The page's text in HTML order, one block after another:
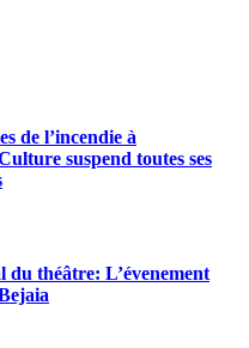
de l’incendie à
suspend toutes ses
théâtre: L’évenement